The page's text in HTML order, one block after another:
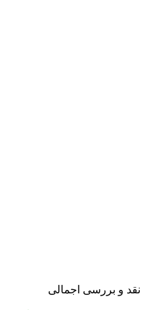
نقد و بررسی اجمالی